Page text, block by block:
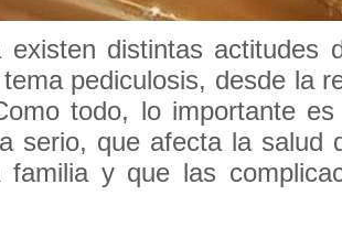
existen distintas actitudes
pediculosis, desde la
todo, lo importante
serio, que afecta la salud
y que las